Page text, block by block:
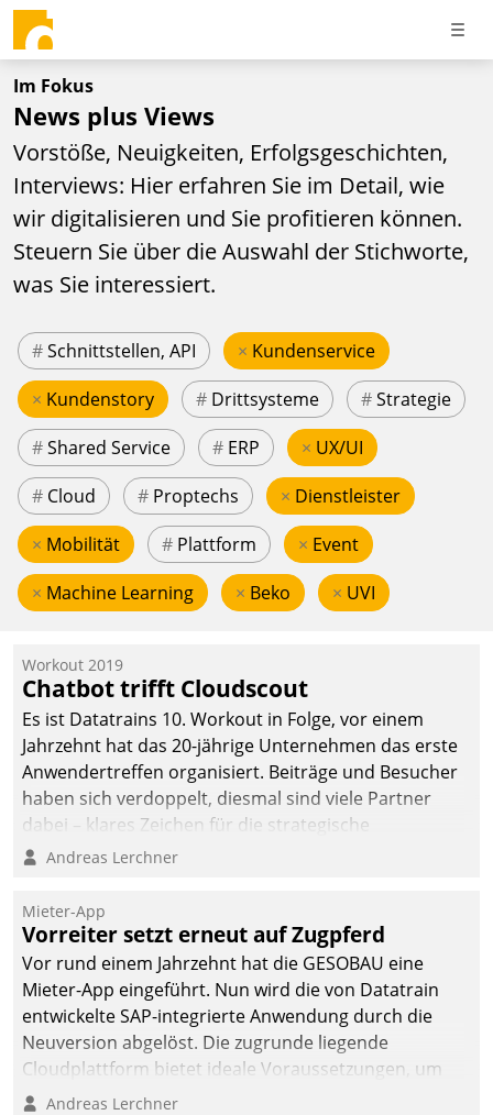
Im Fokus
News plus Views
Vorstöße, Neuigkeiten, Erfolgsgeschichten,
Interviews: Hier erfahren Sie im Detail, wie
wir digitalisieren und Sie profitieren können.
Steuern Sie über die Auswahl der Stichworte,
was Sie interessiert.
#Schnittstellen, API × Kundenservice
× Kundenstory # Drittsysteme #Strategie
#Shared Service # ERP × UX/UI
# Cloud # Proptechs × Dienstleister
× Mobilität # Plattform × Event
× Machine Learning × Beko × UVI
Workout 2019
Chatbot trifft Cloudscout
Es ist Datatrains 10. Workout in Folge, vor einem
Jahrzehnt hat das 20-jährige Unternehmen das erste
Anwendertreffen organisiert. Beiträge und Besucher
haben sich verdoppelt, diesmal sind viele Partner
dabei – klares Zeichen für die strategische
Fokussierung auf den Kunden.
Andreas Lerchner
Mieter-App
Vorreiter setzt erneut auf Zugpferd
Vor rund einem Jahrzehnt hat die GESOBAU eine
Mieter-App eingeführt. Nun wird die von Datatrain
entwickelte SAP-integrierte Anwendung durch die
Neuversion abgelöst. Die zugrunde liegende
Cloudplattform bietet ideale Voraussetzungen, um
die Funktionalität der App zu erweitern und weitere
Andreas Lerchner